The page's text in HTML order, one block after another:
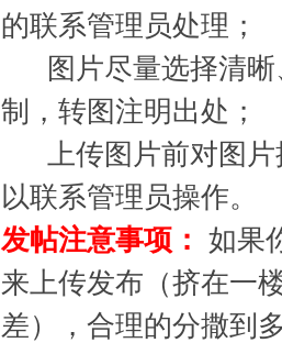
的联系管理员处理；
图片尽量选择清晰
制，转图注明出处；
上传图片前对图片
以联系管理员操作。
发帖注意事项： 如果
来上传发布（挤在一
差），合理的分撒到